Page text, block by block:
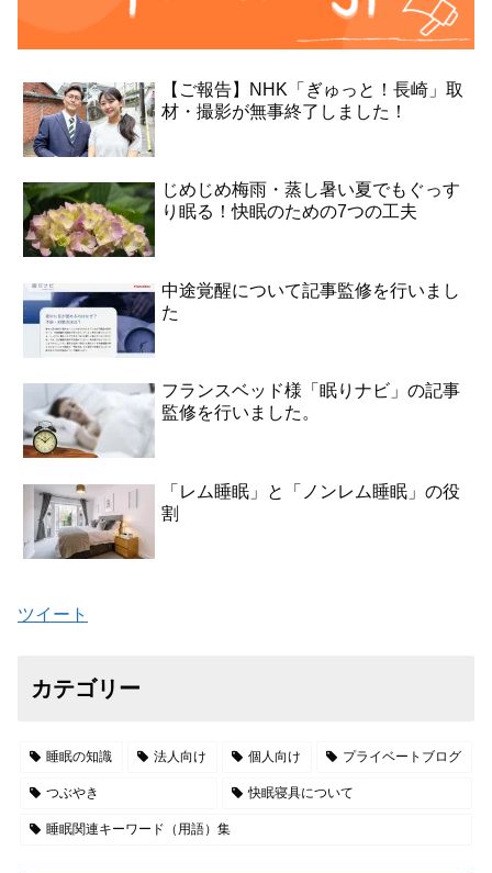
【ご報告】NHK「ぎゅっと！長崎」取
材・撮影が無事終了しました！
じめじめ梅雨・蒸し暑い夏でもぐっす
り眠る！快眠のための7つの工夫
中途覚醒について記事監修を行いまし
た
フランスベッド様「眠りナビ」の記事
監修を行いました。
「レム睡眠」と「ノンレム睡眠」の役
割
ツイート
カテゴリー
睡眠の知識 法人向け 個人向け プライベートブログ
つぶやき 快眠寝具について
睡眠関連キーワード（用語）集